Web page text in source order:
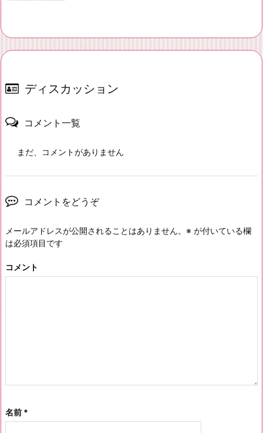
ディスカッション
コメント一覧
まだ、コメントがありません
コメントをどうぞ
メールアドレスが公開されることはありません。 ※ が付いている欄
は必須項目です
コメント
名前 *